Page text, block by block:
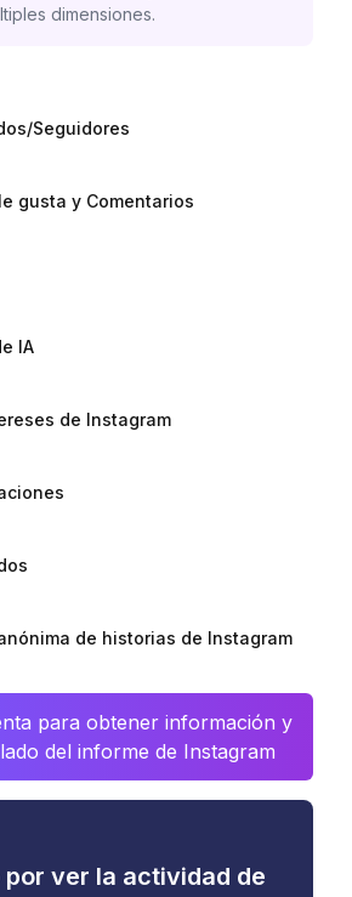
dimensiones.
Seguidores
gusta y Comentarios
IA
de Instagram
de historias de Instagram
para obtener información y
del informe de Instagram
por ver la actividad de